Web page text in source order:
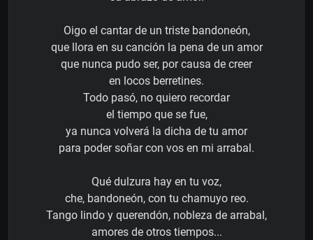
Oigo el cantar de un triste bandoneón,
que llora en su canción la pena de un amor
que nunca pudo ser, por causa de creer
en locos berretines.
Todo pasó, no quiero recordar
el tiempo que se fue,
ya nunca volverá la dicha de tu amor
para poder soñar con vos en mi arrabal.
Qué dulzura hay en tu voz,
che, bandoneón, con tu chamuyo reo.
Tango lindo y querendón, nobleza de arrabal,
amores de otros tiempos...